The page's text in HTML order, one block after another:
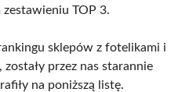
zestawieniu TOP 3.
sklepów z fotelikami i
przez nas starannie
na poniższą listę.